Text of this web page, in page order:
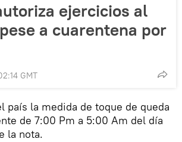
ejercicios al
a cuarentena por
GMT
país la medida de toque de queda
de 7:00 Pm a 5:00 Am del día
la nota.